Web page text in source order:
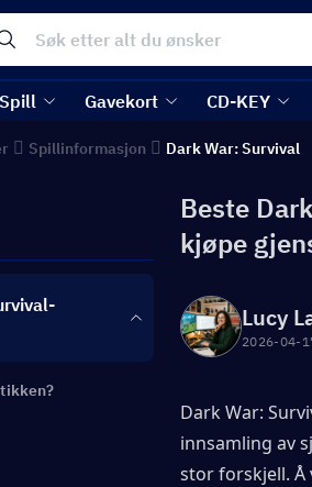
Spill Gavekort CD-KEY
Spillinformasjon Dark War: Survival
Beste
kjøpe
Lucy
2026-04-
Dark War:
innsamling av
stor forskjell.